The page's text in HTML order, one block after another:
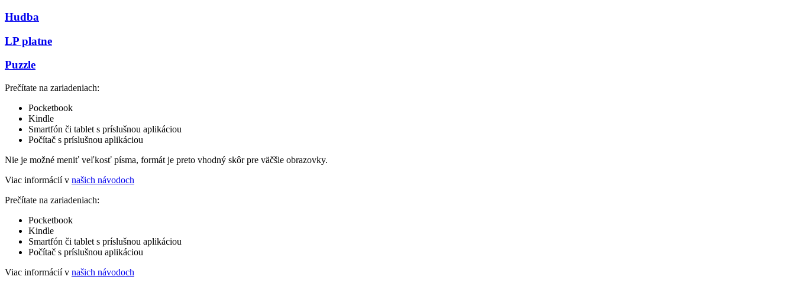
Hudba
LP platne
Puzzle
Prečítate na zariadeniach:
Pocketbook
Kindle
Smartfón či tablet s príslušnou aplikáciou
Počítač s príslušnou aplikáciou
Nie je možné meniť veľkosť písma, formát je preto vhodný skôr pre väčšie obrazovky.
Viac informácií v našich návodoch
Prečítate na zariadeniach:
Pocketbook
Kindle
Smartfón či tablet s príslušnou aplikáciou
Počítač s príslušnou aplikáciou
Viac informácií v našich návodoch